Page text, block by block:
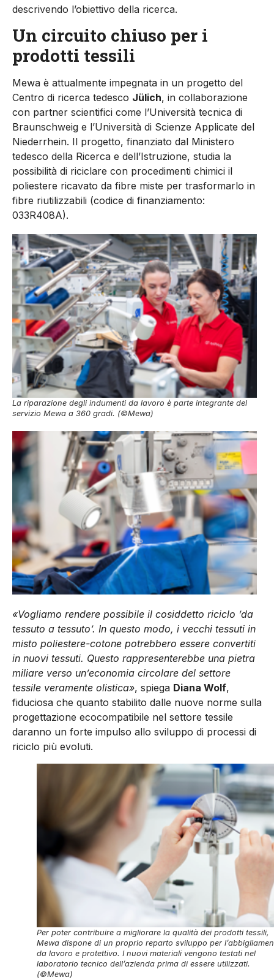
descrivendo l’obiettivo della ricerca.
Un circuito chiuso per i
prodotti tessili
Mewa è attualmente impegnata in un progetto del
Centro di ricerca tedesco Jülich, in collaborazione
con partner scientifici come l’Università tecnica di
Braunschweig e l’Università di Scienze Applicate del
Niederrhein. Il progetto, finanziato dal Ministero
tedesco della Ricerca e dell’Istruzione, studia la
possibilità di riciclare con procedimenti chimici il
poliestere ricavato da fibre miste per trasformarlo in
fibre riutilizzabili (codice di finanziamento:
033R408A).
La riparazione degli indumenti da lavoro è parte integrante del
servizio Mewa a 360 gradi. (©Mewa)
«Vogliamo rendere possibile il cosiddetto riciclo ’da
tessuto a tessuto’. In questo modo, i vecchi tessuti in
misto poliestere-cotone potrebbero essere convertiti
in nuovi tessuti. Questo rappresenterebbe una pietra
miliare verso un’economia circolare del settore
tessile veramente olistica», spiega Diana Wolf,
fiduciosa che quanto stabilito dalle nuove norme sulla
progettazione ecocompatibile nel settore tessile
daranno un forte impulso allo sviluppo di processi di
riciclo più evoluti.
Per poter contribuire a migliorare la qualità dei prodotti tessili,
Mewa dispone di un proprio reparto sviluppo per
da lavoro e protettivo. I nuovi materiali vengono testati nel
laboratorio tecnico dell’azienda prima di essere utilizzati.
(©Mewa)